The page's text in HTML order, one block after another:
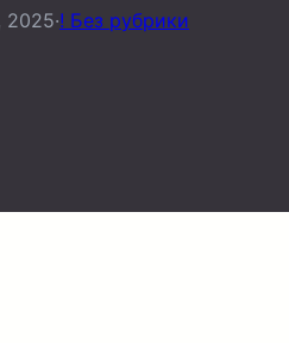
2025·! Без рубрики